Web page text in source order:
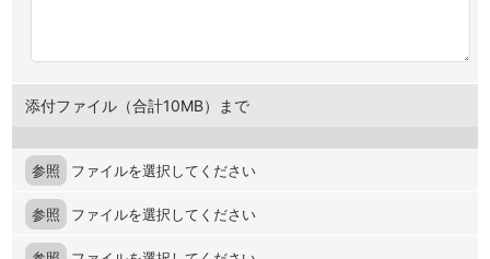
添付ファイル（合計10MB）まで
参照 ファイルを選択してください
参照 ファイルを選択してください